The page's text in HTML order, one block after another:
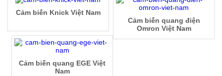
Cảm biến quang điện
Omron Việt Nam
Cảm biến Knick Việt Nam
Cảm biến quang EGE Việt
Nam